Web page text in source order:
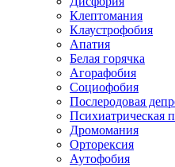
Клептомания
Клаустрофобия
Апатия
Белая горячка
Агорафобия
Социофобия
Послеродовая
Психиатрическая
Дромомания
Орторексия
Аутофобия